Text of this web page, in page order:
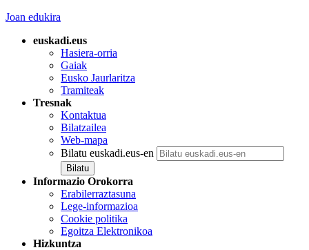
Joan edukira
euskadi.eus
Hasiera-orria
Gaiak
Eusko Jaurlaritza
Tramiteak
Tresnak
Kontaktua
Bilatzailea
Web-mapa
Bilatu euskadi.eus-en
Informazio Orokorra
Erabilerraztasuna
Lege-informazioa
Cookie politika
Egoitza Elektronikoa
Hizkuntza